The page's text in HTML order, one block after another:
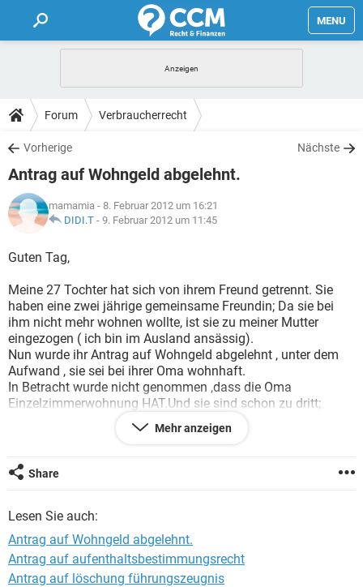
MENU
FORUM
TIPPS
LEXIKON
Forum Verbraucherrecht
Vorherige Nächste
Antrag auf Wohngeld abgelehnt.
mamamia - 8. Februar 2012 um 16:21
DIDI.T - 9. Februar 2012 um 11:45
Guten Tag,
Meine 27 Tochter hat sich von ihrem Freund getrennt. Sie
haben eine zwei jährige gemeinsame Freundin; Da sie bei
ihm nicht mehr wohnen wollte, ist sie zu meiner Mutter
eingezogen ( ich bin im Ausland ansässig).
Nun wurde ihr Antrag auf Wohngeld abgelehnt , unter dem
Aufwand , sie sei bei ihrer Oma wohnhaft.
In Betracht wurde nicht genommen ,dass die Oma
Einzelzimmerwohnung HAT.Und sie sind schon zu dritt;
Ist so was normal? Was kann sie denn tun ? Sie ist
arbeitslos und ihr Ex Freund ist auch ein ALG Empfänger.
L.G
Mehr anzeigen
Share
Lesen Sie auch:
Antrag auf Wohngeld abgelehnt.
Antrag auf aufenthaltsbestimmungsrecht
Antrag auf löschung führungszeugnis